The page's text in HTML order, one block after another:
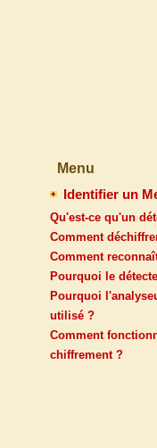
Menu
Identifier un
Qu'est-ce qu'un
Comment
Comment
Pourquoi le
Pourquoi
utilisé ?
Comment
chiffrement ?